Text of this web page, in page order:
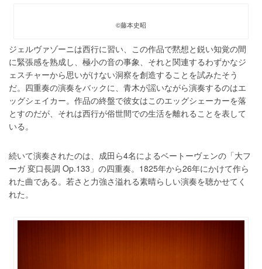
©藤本史昭
ジェルヴァゾーニは西行に習い、この作品で黙想と鋭い知覚の間
に緊張感を熟成し、極小の音の事象、それと関連するわずかなジ
ェスチャーから思いがけない洞察を創造することを試みたそう
だ。四重奏の演奏をバックに、青木が謡いながら演奏するのはエ
ッグシェイカー。作品の終盤で彼女はこのエッグシェーカーを落
とすのだが、それは西行が俗世間での生活を離れることを表して
いる。
続いて演奏されたのは、成田ら4名によるベートーヴェンの「大フ
ーガ 変口長調 Op.133」の四重奏。1825年から26年にかけて作ら
れた曲である。若さと力強さ溢れる素晴らしい演奏を聴かせてく
れた。